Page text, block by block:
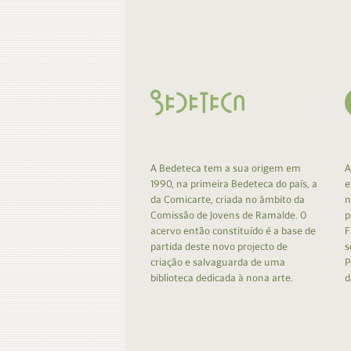
A Bedeteca tem a sua origem em
1990, na primeira Bedeteca do país, a
da Comicarte, criada no âmbito da
Comissão de Jovens de Ramalde. O
acervo então constituído é a base de
partida deste novo projecto de
criação e salvaguarda de uma
biblioteca dedicada à nona arte.